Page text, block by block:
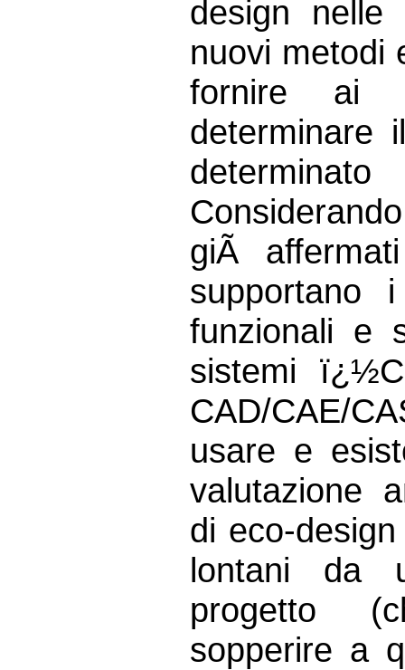
design nelle
nuovi metodi
fornire ai
determinare
giÃ
supportano
funzionali e
sistemi
CAD/CAE/
usare e
valutazione
di eco-
lontani da
progetto
sopperire a